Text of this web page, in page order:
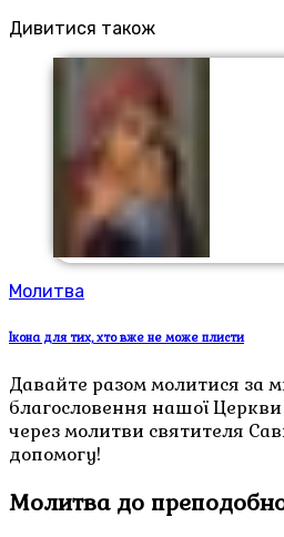
Дивитися також
Молитва
Ікона для тих, хто вже не може плисти
Давайте разом молитися за
благословення нашої
через молитви святителя
допомогу!
Молитва до